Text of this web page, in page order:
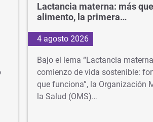
Lactancia materna: más
alimento, la primera…
4 agosto 2026
Bajo el lema “Lactancia
comienzo de vida sostenible:
que funciona”, la Organización
la Salud (OMS)…